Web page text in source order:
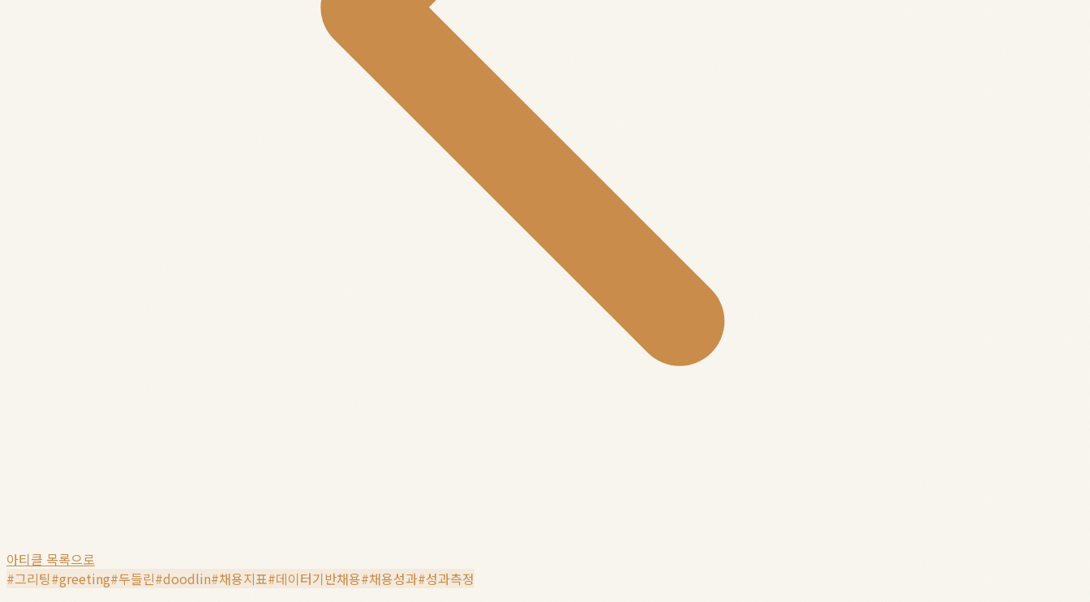
아티클 목록으로
#그리팅#greeting#두들린#doodlin#채용지표#데이터기반채용#채용성과#성과측정